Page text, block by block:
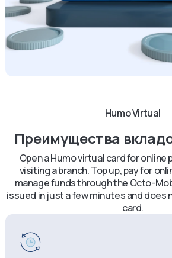
Humo Virtual
Преимущества
Open a Humo virtual card for
visiting a branch. Top up, pay for
manage funds through the Octo-
issued in just a few minutes and does
card.